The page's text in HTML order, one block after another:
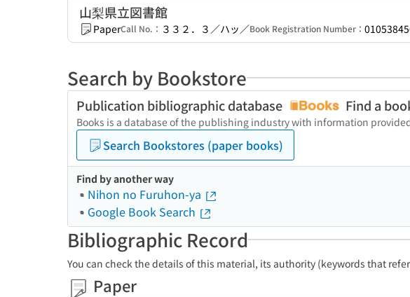
山梨県立図書館
PaperCall No.： ３３２．３／ハッ／Book Registration Number：
Search by Bookstore
Publication bibliographic database Find a
Books is a database of the publishing industry with information
Search Bookstores (paper books)
Find by another way
Nihon no Furuhon-ya
Google Book Search
Bibliographic Record
You can check the details of this material, its authority (keywords that
Paper